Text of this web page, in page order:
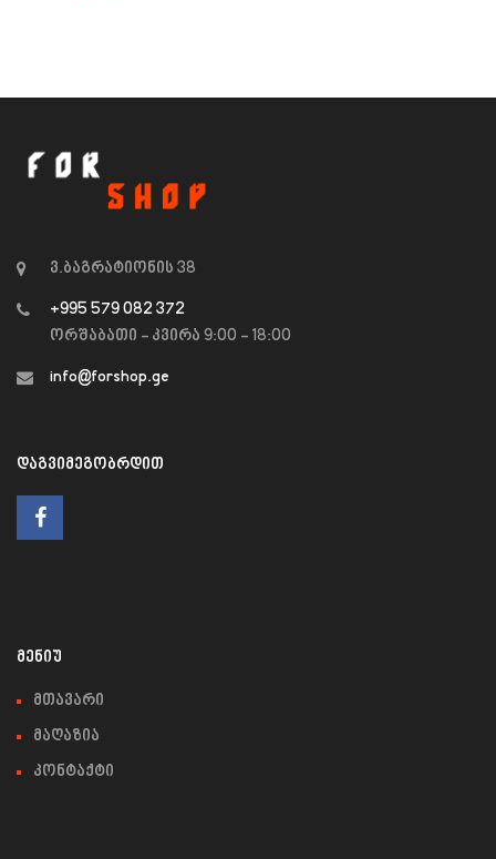
ვ.ბაგრატიონის 38
+995 579 082 372
ორშაბათი - კვირა 9:00 - 18:00
info@forshop.ge
ᲓᲐᲒᲕᲘᲛᲔᲒᲝᲑᲠᲓᲘᲗ
ᲛᲔᲜᲘᲣ
მთავარი
მაღაზია
კონტაქტი